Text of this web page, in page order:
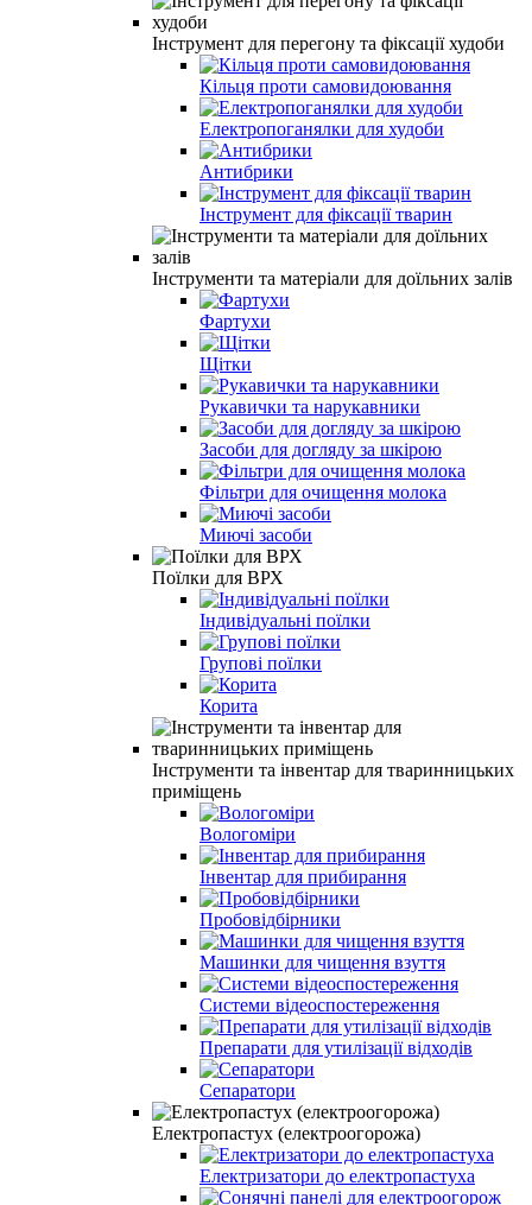
Інструмент для перегону та фіксації худоби
Кільця проти самовидоювання
Електропоганялки для худоби
Антибрики
Інструмент для фіксації тварин
Інструменти та матеріали для доїльних залів
Фартухи
Щітки
Рукавички та нарукавники
Засоби для догляду за шкірою
Фільтри для очищення молока
Миючі засоби
Поїлки для ВРХ
Індивідуальні поїлки
Групові поїлки
Корита
Інструменти та інвентар для тваринницьких
приміщень
Вологоміри
Інвентар для прибирання
Пробовідбірники
Машинки для чищення взуття
Системи відеоспостереження
Препарати для утилізації відходів
Сепаратори
Електропастух (електроогорожа)
Електризатори до електропастуха